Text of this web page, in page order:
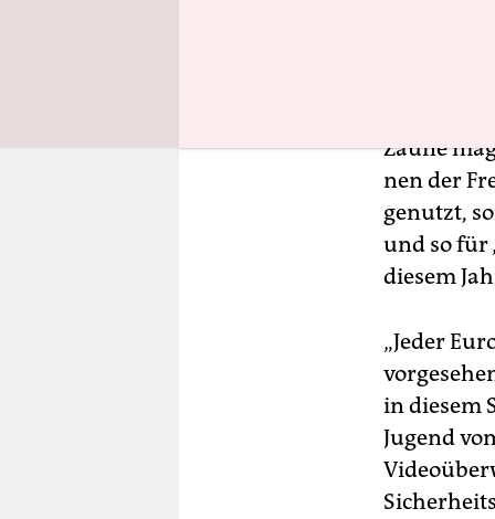
Antwort
Zäune
nen der
genutzt,
und so für
diesem
„Jeder
in diesem
Jugend